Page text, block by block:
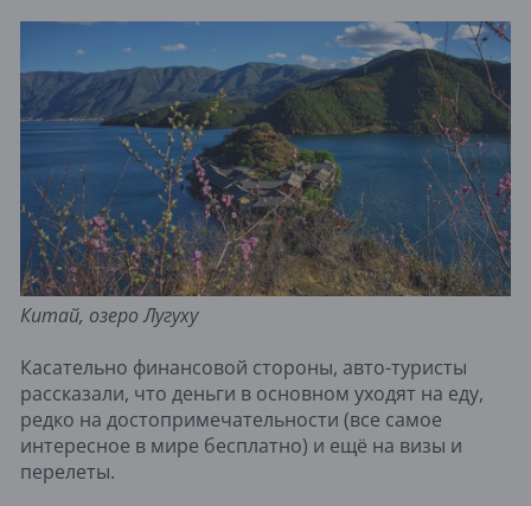
Китай, озеро Лугуху
Касательно финансовой стороны, авто-туристы
рассказали, что деньги в основном уходят на еду,
редко на достопримечательности (все самое
интересное в мире бесплатно) и ещё на визы и
перелеты.